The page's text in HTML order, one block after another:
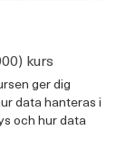
kurs
ger dig
data hanteras i
och hur data